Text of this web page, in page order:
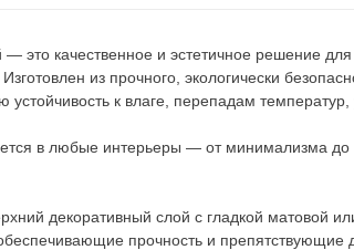
это качественное и эстетичное решение
из прочного, экологически
к влаге, перепадам температур,
в любые интерьеры — от минимализма
декоративный слой с гладкой матовой
прочность и